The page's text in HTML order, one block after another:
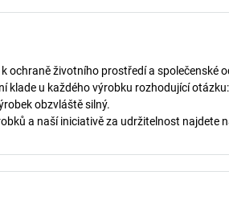
ochraně životního prostředí a
klade u každého výrobku rozhodující
obzvláště silný.
a naší iniciativě za udržitelnost najdete